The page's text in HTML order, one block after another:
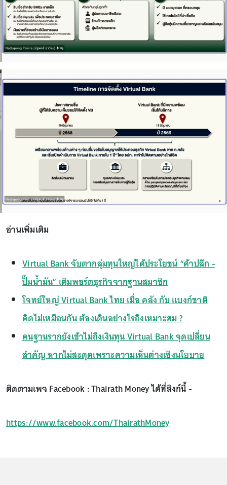
อ่านเพิ่มเติม
Virtual Bank จับตากลุ่มทุนใหญ่ได้ประโยชน์ “ค้าปลีก -
ปั๊มน้ำมัน” เติมพอร์ตธุรกิจจากฐานสมาชิก
โจทย์ใหญ่ Virtual Bank ไทย เมื่อ คลัง กับ แบงก์ชาติ
คิดไม่เหมือนกัน ต้องเดินอย่างไรถึงเหมาะสม ?
คนฐานรากยังเข้าไม่ถึงเงินทุน Virtual Bank จุดเปลี่ยน
สำคัญ หากไม่สะดุดเพราะความเห็นต่างเชิงนโยบาย
ติดตามเพจ Facebook : Thairath Money ได้ที่ลิงก์นี้ -
https://www.facebook.com/ThairathMoney